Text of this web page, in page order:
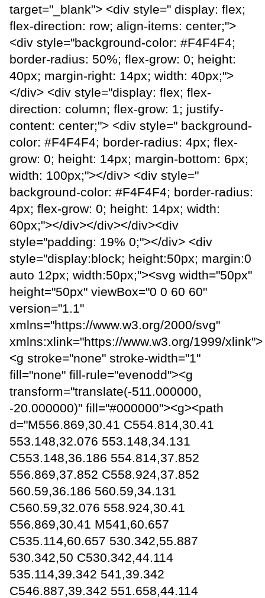
target="_blank"> <div style=" display: flex;
flex-direction: row; align-items: center;">
<div style="background-color: #F4F4F4;
border-radius: 50%; flex-grow: 0; height:
40px; margin-right: 14px; width: 40px;">
</div> <div style="display: flex; flex-
direction: column; flex-grow: 1; justify-
content: center;"> <div style=" background-
color: #F4F4F4; border-radius: 4px; flex-
grow: 0; height: 14px; margin-bottom: 6px;
width: 100px;"></div> <div style="
background-color: #F4F4F4; border-radius:
4px; flex-grow: 0; height: 14px; width:
60px;"></div></div></div><div
style="padding: 19% 0;"></div> <div
style="display:block; height:50px; margin:0
auto 12px; width:50px;"><svg width="50px"
height="50px" viewBox="0 0 60 60"
version="1.1"
xmlns="https://www.w3.org/2000/svg"
xmlns:xlink="https://www.w3.org/1999/xlink">
<g stroke="none" stroke-width="1"
fill="none" fill-rule="evenodd"><g
transform="translate(-511.000000,
-20.000000)" fill="#000000"><g><path
d="M556.869,30.41 C554.814,30.41
553.148,32.076 553.148,34.131
C553.148,36.186 554.814,37.852
556.869,37.852 C558.924,37.852
560.59,36.186 560.59,34.131
C560.59,32.076 558.924,30.41
556.869,30.41 M541,60.657
C535.114,60.657 530.342,55.887
530.342,50 C530.342,44.114
535.114,39.342 541,39.342
C546.887,39.342 551.658,44.114